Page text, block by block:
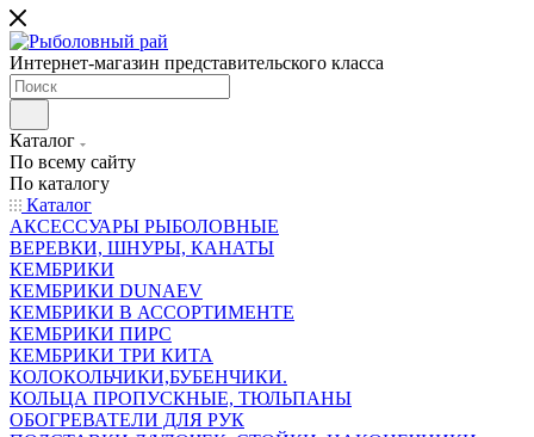
Интернет-магазин представительского класса
Каталог
По всему сайту
По каталогу
Каталог
АКСЕССУАРЫ РЫБОЛОВНЫЕ
ВЕРЕВКИ, ШНУРЫ, КАНАТЫ
КЕМБРИКИ
КЕМБРИКИ DUNAEV
КЕМБРИКИ В АССОРТИМЕНТЕ
КЕМБРИКИ ПИРС
КЕМБРИКИ ТРИ КИТА
КОЛОКОЛЬЧИКИ,БУБЕНЧИКИ.
КОЛЬЦА ПРОПУСКНЫЕ, ТЮЛЬПАНЫ
ОБОГРЕВАТЕЛИ ДЛЯ РУК